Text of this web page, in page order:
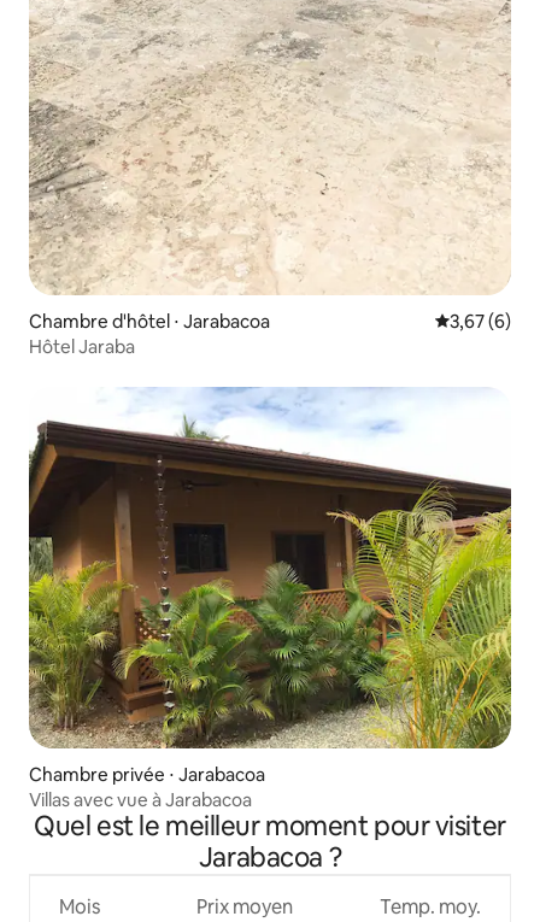
Chambre d'hôtel ⋅ Jarabacoa Évaluation
3,67 (6)
Hôtel Jaraba
Chambre privée ⋅ Jarabacoa
Villas avec vue à Jarabacoa
Quel est le meilleur moment pour visiter
Jarabacoa ?
Mois Prix moyen Temp. moy.